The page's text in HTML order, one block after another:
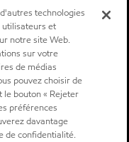
technologies
et
notre site Web.
sur votre
de médias
pouvez choisir de
le bouton « Rejeter
préférences
davantage
de confidentialité.